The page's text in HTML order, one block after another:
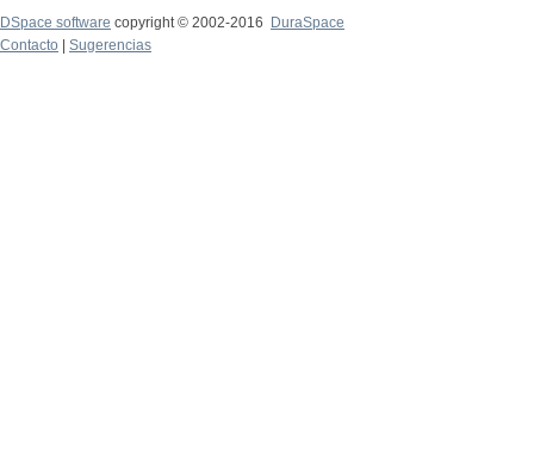
DSpace software copyright © 2002-2016
DuraSpace
Contacto
Sugerencias